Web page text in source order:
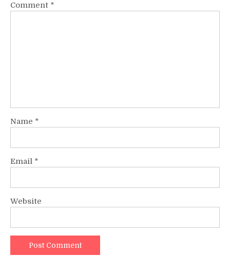
Comment *
Name *
Email *
Website